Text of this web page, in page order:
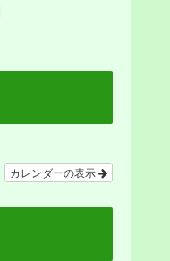
カレンダーの表示